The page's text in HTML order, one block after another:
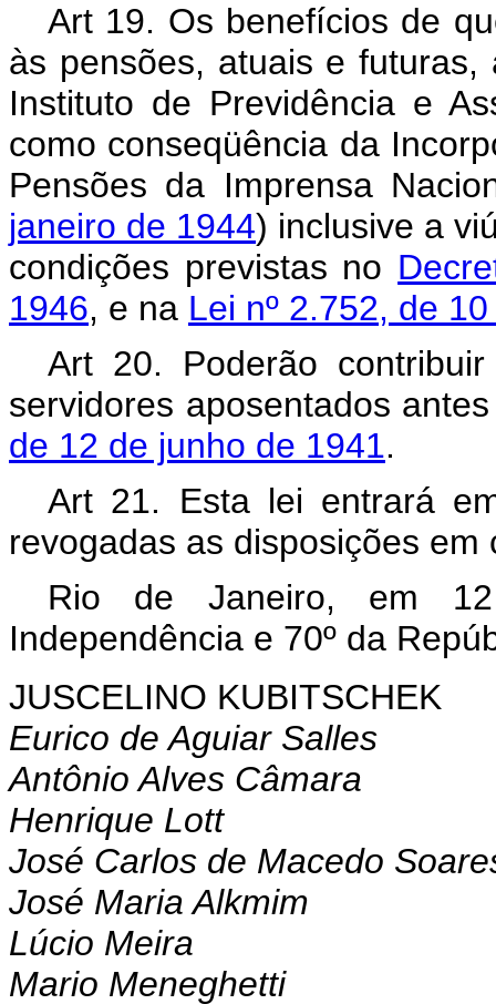
Art 19. Os benefícios de
às pensões, atuais e
Instituto de Previdência e
como conseqüência da
Pensões da Imprensa
janeiro de 1944) inclusive a
condições previstas no
1946, e na Lei nº 2.752, de
Art 20. Poderão
servidores aposentados
de 12 de junho de 1941.
Art 21. Esta lei entrará
revogadas as disposições em
Rio de Janeiro, em
Independência e 70º da
JUSCELINO KUBITSCHEK
Eurico de Aguiar Salles
Antônio Alves Câmara
Henrique Lott
José Carlos de Macedo
José Maria Alkmim
Lúcio Meira
Mario Meneghetti